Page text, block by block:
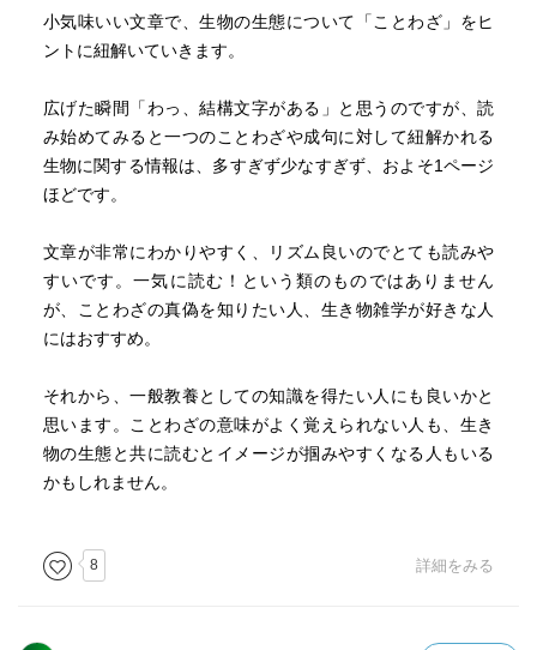
小気味いい文章で、生物の生態について「ことわざ」をヒ
ントに紐解いていきます。
広げた瞬間「わっ、結構文字がある」と思うのですが、読
み始めてみると一つのことわざや成句に対して紐解かれる
生物に関する情報は、多すぎず少なすぎず、およそ1ページ
ほどです。
文章が非常にわかりやすく、リズム良いのでとても読みや
すいです。一気に読む！という類のものではありません
が、ことわざの真偽を知りたい人、生き物雑学が好きな人
にはおすすめ。
それから、一般教養としての知識を得たい人にも良いかと
思います。ことわざの意味がよく覚えられない人も、生き
物の生態と共に読むとイメージが掴みやすくなる人もいる
かもしれません。
8 詳細をみる